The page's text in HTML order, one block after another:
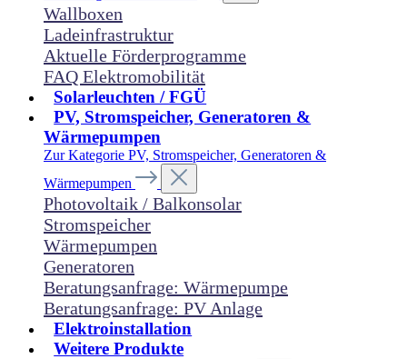
Wallboxen
Ladeinfrastruktur
Aktuelle Förderprogramme
FAQ Elektromobilität
Solarleuchten / FGÜ
PV, Stromspeicher, Generatoren &
Wärmepumpen
Zur Kategorie PV, Stromspeicher, Generatoren &
Wärmepumpen
Photovoltaik / Balkonsolar
Stromspeicher
Wärmepumpen
Generatoren
Beratungsanfrage: Wärmepumpe
Beratungsanfrage: PV Anlage
Elektroinstallation
Weitere Produkte